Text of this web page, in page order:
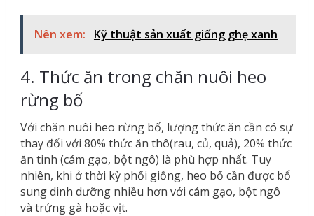
Nên xem: Kỹ thuật sản xuất giống ghẹ xanh
4. Thức ăn trong chăn nuôi heo
rừng bố
Với chăn nuôi heo rừng bố, lượng thức ăn cần có sự
thay đổi với 80% thức ăn thô(rau, củ, quả), 20% thức
ăn tinh (cám gạo, bột ngô) là phù hợp nhất. Tuy
nhiên, khi ở thời kỳ phối giống, heo bố cần được bổ
sung dinh dưỡng nhiều hơn với cám gạo, bột ngô
và trứng gà hoặc vịt.